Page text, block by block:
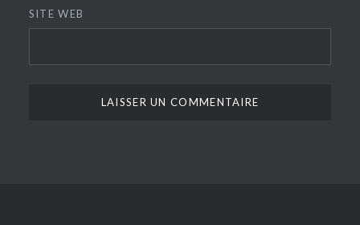
SITE WEB